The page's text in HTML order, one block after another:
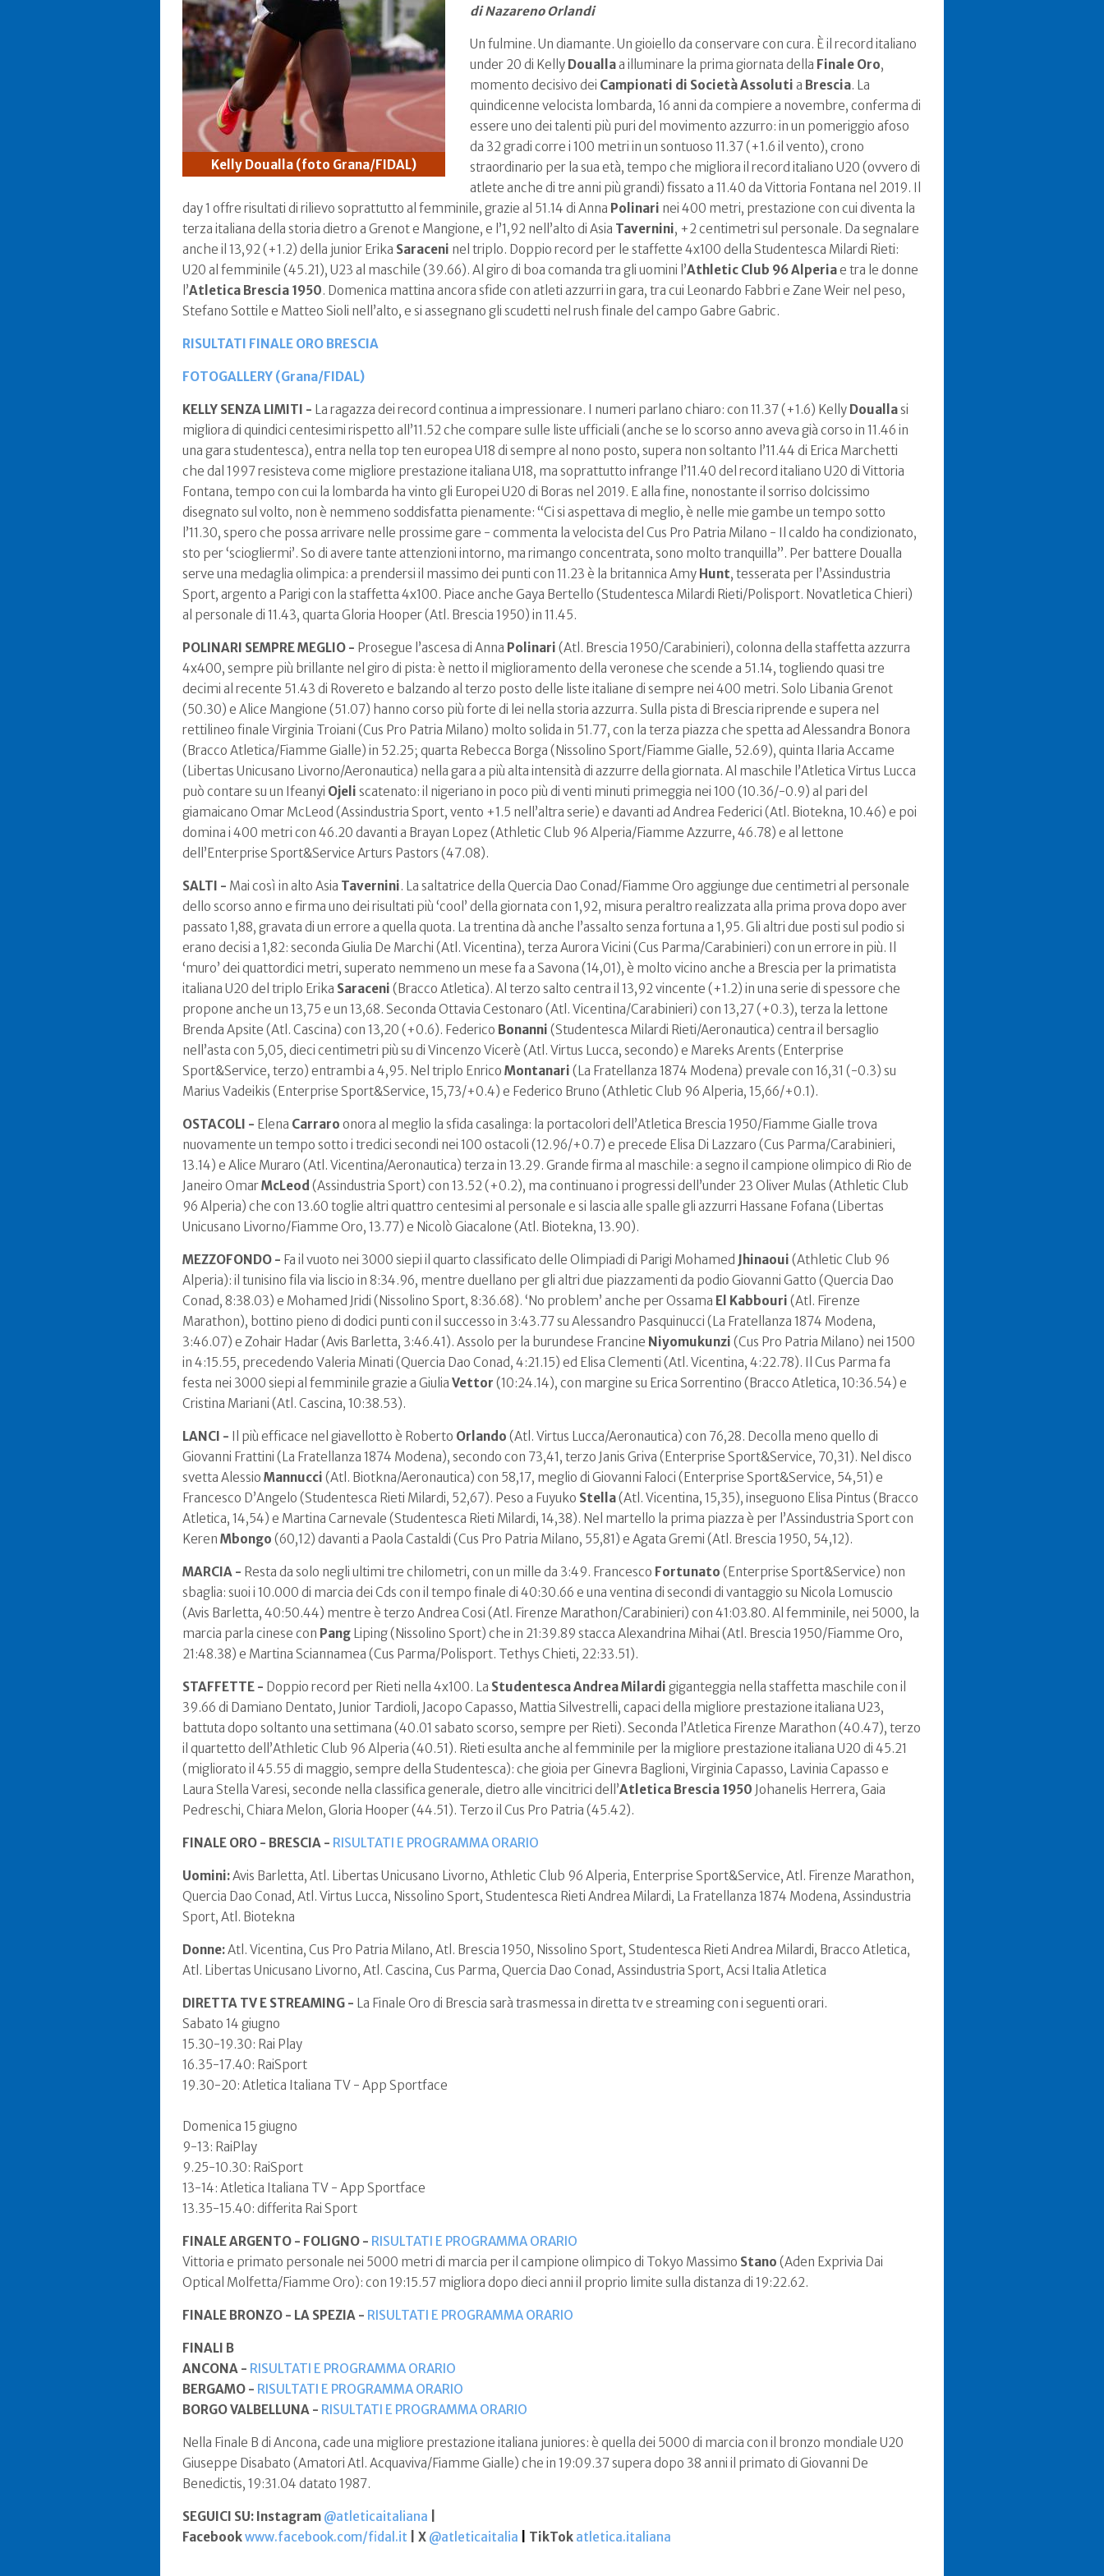
Kelly Doualla (foto Grana/FIDAL)
di Nazareno Orlandi
Un fulmine. Un diamante. Un gioiello da conservare con cura. È il record italiano
under 20 di Kelly Douallaa illuminare la prima giornata della Finale Oro,
momento decisivo dei Campionati di Società Assoluti a Brescia. La
quindicenne velocista lombarda, 16 anni da compiere a novembre, conferma di
essere uno dei talenti più puri del movimento azzurro: in un pomeriggio afoso
da 32 gradi corre i 100 metri in un sontuoso 11.37 (+1.6 il vento), crono
straordinario per la sua età, tempo che migliora il record italiano U20 (ovvero di
atlete anche di tre anni più grandi) fissato a 11.40 da Vittoria Fontana nel 2019. Il
day 1 offre risultati di rilievo soprattutto al femminile, grazie al 51.14 di Anna Polinari nei 400 metri, prestazione con cui diventa la
terza italiana della storia dietro a Grenot e Mangione, e l’1,92 nell’alto di Asia Tavernini, +2 centimetri sul personale. Da segnalare
anche il 13,92 (+1.2) della junior Erika Saraceni nel triplo. Doppio record per le staffette 4x100 della Studentesca Milardi Rieti:
U20 al femminile (45.21), U23 al maschile (39.66). Al giro di boa comanda tra gli uomini l’Athletic Club 96 Alperiae tra le donne
l’Atletica Brescia 1950. Domenica mattina ancora sfide con atleti azzurri in gara, tra cui Leonardo Fabbri e Zane Weir nel peso,
Stefano Sottile e Matteo Sioli nell’alto, e si assegnano gli scudetti nel rush finale del campo Gabre Gabric.
RISULTATI FINALE ORO BRESCIA
FOTOGALLERY (Grana/FIDAL)
KELLY SENZA LIMITI - La ragazza dei record continua a impressionare. I numeri parlano chiaro: con 11.37 (+1.6) Kelly Douallasi
migliora di quindici centesimi rispetto all’11.52 che compare sulle liste ufficiali (anche se lo scorso anno aveva già corso in 11.46 in
una gara studentesca), entra nella top ten europea U18 di sempre al nono posto, supera non soltanto l’11.44 di Erica Marchetti
che dal 1997 resisteva come migliore prestazione italiana U18, ma soprattutto infrange l’11.40 del record italiano U20 di Vittoria
Fontana, tempo con cui la lombarda ha vinto gli Europei U20 di Boras nel 2019. E alla fine, nonostante il sorriso dolcissimo
disegnato sul volto, non è nemmeno soddisfatta pienamente: “Ci si aspettava di meglio, è nelle mie gambe un tempo sotto
l’11.30, spero che possa arrivare nelle prossime gare - commenta la velocista del Cus Pro Patria Milano - Il caldo ha condizionato,
sto per ‘sciogliermi’. So di avere tante attenzioni intorno, ma rimango concentrata, sono molto tranquilla”. Per battere Doualla
serve una medaglia olimpica: a prendersi il massimo dei punti con 11.23 è la britannica Amy Hunt, tesserata per l’Assindustria
Sport, argento a Parigi con la staffetta 4x100. Piace anche Gaya Bertello (Studentesca Milardi Rieti/Polisport. Novatletica Chieri)
al personale di 11.43, quarta Gloria Hooper (Atl. Brescia 1950) in 11.45.
POLINARI SEMPRE MEGLIO - Prosegue l’ascesa di Anna Polinari (Atl. Brescia 1950/Carabinieri), colonna della staffetta azzurra
4x400, sempre più brillante nel giro di pista: è netto il miglioramento della veronese che scende a 51.14, togliendo quasi tre
decimi al recente 51.43 di Rovereto e balzando al terzo posto delle liste italiane di sempre nei 400 metri. Solo Libania Grenot
(50.30) e Alice Mangione (51.07) hanno corso più forte di lei nella storia azzurra. Sulla pista di Brescia riprende e supera nel
rettilineo finale Virginia Troiani (Cus Pro Patria Milano) molto solida in 51.77, con la terza piazza che spetta ad Alessandra Bonora
(Bracco Atletica/Fiamme Gialle) in 52.25; quarta Rebecca Borga (Nissolino Sport/Fiamme Gialle, 52.69), quinta Ilaria Accame
(Libertas Unicusano Livorno/Aeronautica) nella gara a più alta intensità di azzurre della giornata. Al maschile l’Atletica Virtus Lucca
può contare su un Ifeanyi Ojeli scatenato: il nigeriano in poco più di venti minuti primeggia nei 100 (10.36/-0.9) al pari del
giamaicano Omar McLeod (Assindustria Sport, vento +1.5 nell’altra serie) e davanti ad Andrea Federici (Atl. Biotekna, 10.46) e poi
domina i 400 metri con 46.20 davanti a Brayan Lopez (Athletic Club 96 Alperia/Fiamme Azzurre, 46.78) e al lettone
dell’Enterprise Sport&Service Arturs Pastors (47.08).
SALTI - Mai così in alto Asia Tavernini. La saltatrice della Quercia Dao Conad/Fiamme Oro aggiunge due centimetri al personale
dello scorso anno e firma uno dei risultati più ‘cool’ della giornata con 1,92, misura peraltro realizzata alla prima prova dopo aver
passato 1,88, gravata di un errore a quella quota. La trentina dà anche l’assalto senza fortuna a 1,95. Gli altri due posti sul podio si
erano decisi a 1,82: seconda Giulia De Marchi (Atl. Vicentina), terza Aurora Vicini (Cus Parma/Carabinieri) con un errore in più. Il
‘muro’ dei quattordici metri, superato nemmeno un mese fa a Savona (14,01), è molto vicino anche a Brescia per la primatista
italiana U20 del triplo Erika Saraceni (Bracco Atletica). Al terzo salto centra il 13,92 vincente (+1.2) in una serie di spessore che
propone anche un 13,75 e un 13,68. Seconda Ottavia Cestonaro (Atl. Vicentina/Carabinieri) con 13,27 (+0.3), terza la lettone
Brenda Apsite (Atl. Cascina) con 13,20 (+0.6). Federico Bonanni (Studentesca Milardi Rieti/Aeronautica) centra il bersaglio
nell’asta con 5,05, dieci centimetri più su di Vincenzo Vicerè (Atl. Virtus Lucca, secondo) e Mareks Arents (Enterprise
Sport&Service, terzo) entrambi a 4,95. Nel triplo Enrico Montanari (La Fratellanza 1874 Modena) prevale con 16,31 (-0.3) su
Marius Vadeikis (Enterprise Sport&Service, 15,73/+0.4) e Federico Bruno (Athletic Club 96 Alperia, 15,66/+0.1).
OSTACOLI - Elena Carraro onora al meglio la sfida casalinga: la portacolori dell’Atletica Brescia 1950/Fiamme Gialle trova
nuovamente un tempo sotto i tredici secondi nei 100 ostacoli (12.96/+0.7) e precede Elisa Di Lazzaro (Cus Parma/Carabinieri,
13.14) e Alice Muraro (Atl. Vicentina/Aeronautica) terza in 13.29. Grande firma al maschile: a segno il campione olimpico di Rio de
Janeiro OmarMcLeod (Assindustria Sport) con 13.52 (+0.2), ma continuano i progressi dell’under 23 Oliver Mulas (Athletic Club
96 Alperia) che con 13.60 toglie altri quattro centesimi al personale e si lascia alle spalle gli azzurri Hassane Fofana (Libertas
Unicusano Livorno/Fiamme Oro, 13.77) e Nicolò Giacalone (Atl. Biotekna, 13.90).
MEZZOFONDO - Fa il vuoto nei 3000 siepi il quarto classificato delle Olimpiadi di Parigi Mohamed Jhinaoui (Athletic Club 96
Alperia): il tunisino fila via liscio in 8:34.96, mentre duellano per gli altri due piazzamenti da podio Giovanni Gatto (Quercia Dao
Conad, 8:38.03) e Mohamed Jridi (Nissolino Sport, 8:36.68). ‘No problem’ anche per Ossama El Kabbouri (Atl. Firenze
Marathon), bottino pieno di dodici punti con il successo in 3:43.77 su Alessandro Pasquinucci (La Fratellanza 1874 Modena,
3:46.07) e Zohair Hadar (Avis Barletta, 3:46.41). Assolo per la burundese Francine Niyomukunzi (Cus Pro Patria Milano) nei 1500
in 4:15.55, precedendo Valeria Minati (Quercia Dao Conad, 4:21.15) ed Elisa Clementi (Atl. Vicentina, 4:22.78). Il Cus Parma fa
festa nei 3000 siepi al femminile grazie a Giulia Vettor (10:24.14), con margine su Erica Sorrentino (Bracco Atletica, 10:36.54) e
Cristina Mariani (Atl. Cascina, 10:38.53).
LANCI - Il più efficace nel giavellotto è Roberto Orlando (Atl. Virtus Lucca/Aeronautica) con 76,28. Decolla meno quello di
Giovanni Frattini (La Fratellanza 1874 Modena), secondo con 73,41, terzo Janis Griva (Enterprise Sport&Service, 70,31). Nel disco
svetta Alessio Mannucci (Atl. Biotkna/Aeronautica) con 58,17, meglio di Giovanni Faloci (Enterprise Sport&Service, 54,51) e
Francesco D’Angelo (Studentesca Rieti Milardi, 52,67). Peso a Fuyuko Stella(Atl. Vicentina, 15,35), inseguono Elisa Pintus (Bracco
Atletica, 14,54) e Martina Carnevale (Studentesca Rieti Milardi, 14,38). Nel martello la prima piazza è per l’Assindustria Sport con
Keren Mbongo (60,12) davanti a Paola Castaldi (Cus Pro Patria Milano, 55,81) e Agata Gremi (Atl. Brescia 1950, 54,12).
MARCIA - Resta da solo negli ultimi tre chilometri, con un mille da 3:49. Francesco Fortunato (Enterprise Sport&Service) non
sbaglia: suoi i 10.000 di marcia dei Cds con il tempo finale di 40:30.66 e una ventina di secondi di vantaggio su Nicola Lomuscio
(Avis Barletta, 40:50.44) mentre è terzo Andrea Cosi (Atl. Firenze Marathon/Carabinieri) con 41:03.80. Al femminile, nei 5000, la
marcia parla cinese con Pang Liping (Nissolino Sport) che in 21:39.89 stacca Alexandrina Mihai (Atl. Brescia 1950/Fiamme Oro,
21:48.38) e Martina Sciannamea (Cus Parma/Polisport. Tethys Chieti, 22:33.51).
STAFFETTE - Doppio record per Rieti nella 4x100. La Studentesca Andrea Milardi giganteggia nella staffetta maschile con il
39.66 di Damiano Dentato, Junior Tardioli, Jacopo Capasso, Mattia Silvestrelli, capaci della migliore prestazione italiana U23,
battuta dopo soltanto una settimana (40.01 sabato scorso, sempre per Rieti). Seconda l’Atletica Firenze Marathon (40.47), terzo
il quartetto dell’Athletic Club 96 Alperia (40.51). Rieti esulta anche al femminile per la migliore prestazione italiana U20 di 45.21
(migliorato il 45.55 di maggio, sempre della Studentesca): che gioia per Ginevra Baglioni, Virginia Capasso, Lavinia Capasso e
Laura Stella Varesi, seconde nella classifica generale, dietro alle vincitrici dell’Atletica Brescia 1950 Johanelis Herrera, Gaia
Pedreschi, Chiara Melon, Gloria Hooper (44.51). Terzo il Cus Pro Patria (45.42).
FINALE ORO - BRESCIA - RISULTATI E PROGRAMMA ORARIO
Uomini:Avis Barletta, Atl. Libertas Unicusano Livorno, Athletic Club 96 Alperia, Enterprise Sport&Service, Atl. Firenze Marathon,
Quercia Dao Conad, Atl. Virtus Lucca, Nissolino Sport, Studentesca Rieti Andrea Milardi, La Fratellanza 1874 Modena, Assindustria
Sport, Atl. Biotekna
Donne:Atl. Vicentina, Cus Pro Patria Milano, Atl. Brescia 1950, Nissolino Sport, Studentesca Rieti Andrea Milardi, Bracco Atletica,
Atl. Libertas Unicusano Livorno, Atl. Cascina, Cus Parma, Quercia Dao Conad, Assindustria Sport, Acsi Italia Atletica
DIRETTA TV E STREAMING - La Finale Oro di Brescia sarà trasmessa in diretta tv e streaming con i seguenti orari.
Sabato 14 giugno
15.30-19.30: Rai Play
16.35-17.40: RaiSport
19.30-20: Atletica Italiana TV - App Sportface
Domenica 15 giugno
9-13: RaiPlay
9.25-10.30: RaiSport
13-14: Atletica Italiana TV - App Sportface
13.35-15.40: differita Rai Sport
FINALE ARGENTO - FOLIGNO - RISULTATI E PROGRAMMA ORARIO
Vittoria e primato personale nei 5000 metri di marcia per il campione olimpico di Tokyo Massimo Stano (Aden Exprivia Dai
Optical Molfetta/Fiamme Oro): con 19:15.57 migliora dopo dieci anni il proprio limite sulla distanza di 19:22.62.
FINALE BRONZO - LA SPEZIA - RISULTATI E PROGRAMMA ORARIO
FINALI B
ANCONA - RISULTATI E PROGRAMMA ORARIO
BERGAMO - RISULTATI E PROGRAMMA ORARIO
BORGO VALBELLUNA - RISULTATI E PROGRAMMA ORARIO
Nella Finale B di Ancona, cade una migliore prestazione italiana juniores: è quella dei 5000 di marcia con il bronzo mondiale U20
Giuseppe Disabato (Amatori Atl. Acquaviva/Fiamme Gialle) che in 19:09.37 supera dopo 38 anni il primato di Giovanni De
Benedictis, 19:31.04 datato 1987.
SEGUICI SU: Instagram @atleticaitaliana
Facebookwww.facebook.com/fidal.it | X @atleticaitalia TikTok atletica.italiana